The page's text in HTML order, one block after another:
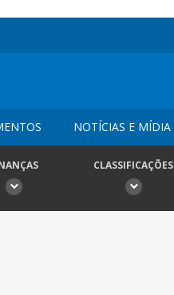
NOTÍCIAS E MÍDIA
CLASSIFICAÇÕES